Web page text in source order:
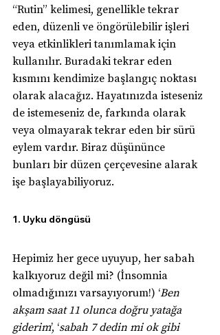
“Rutin” kelimesi, genellikle tekrar
eden, düzenli ve öngörülebilir işleri
veya etkinlikleri tanımlamak için
kullanılır. Buradaki tekrar eden
kısmını kendimize başlangıç noktası
olarak alacağız. Hayatınızda isteseniz
de istemeseniz de, farkında olarak
veya olmayarak tekrar eden bir sürü
eylem vardır. Biraz düşününce
bunları bir düzen çerçevesine alarak
işe başlayabiliyoruz.
1. Uyku döngüsü
Hepimiz her gece uyuyup, her sabah
kalkıyoruz değil mi? (İnsomnia
olmadığınızı varsayıyorum!) ‘Ben
akşam saat 11 olunca doğru yatağa
giderim’, ‘sabah 7 dedin mi ok gibi